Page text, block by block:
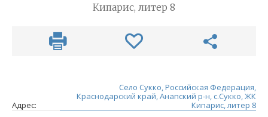
Кипарис, литер 8
Адрес:
Село Сукко, Российская Федерация,
Краснодарский край, Анапский р-н, с.Сукко, ЖК
Кипарис, литер 8